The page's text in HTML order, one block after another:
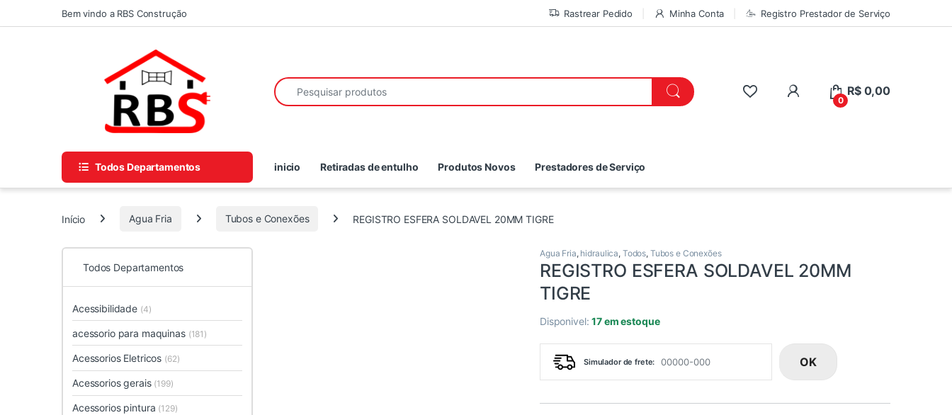
Skip to navigation
Skip to contentBem vindo a RBS Construção Rastrear Pedido Minha Conta Registro Prestador de Serviço
Search for:
0
R$0,00
Todos Departamentos inicio Retiradas de entulho Produtos Novos Prestadores de Serviço
Início Agua Fria Tubos e Conexões REGISTRO ESFERA SOLDAVEL 20MM TIGRE
Agua Fria, hidraulica, Todos, Tubos e Conexões
REGISTRO ESFERA SOLDAVEL 20MM
TIGRE
Disponivel:17 em estoque
Simulador de frete: OK
Todos Departamentos
Acessibilidade (4)
acessorio para maquinas (181)
Acessorios Eletricos (62)
Acessorios gerais (199)
Acessorios pintura (129)